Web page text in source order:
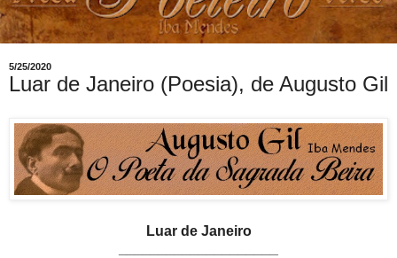
5/25/2020
Luar de Janeiro (Poesia), de Augusto Gil
Luar de Janeiro